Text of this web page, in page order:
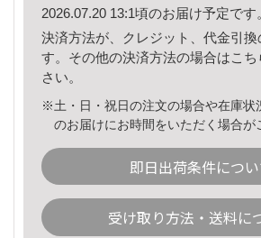
2026.07.20 13:1頃のお届け予定です
決済方法が、クレジット、代金引換
す。その他の決済方法の場合はこち
さい。
※土・日・祝日の注文の場合や在庫状
のお届けにお時間をいただく場合が
即日出荷条件につ
受け取り方法・送料に